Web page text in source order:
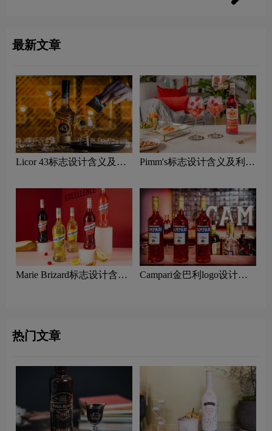
最新文章
Licor 43标志设计含义及利
Pimm's标志设计含义及利口
Marie Brizard标志设计含义
Campari金巴利logo设计含
热门文章